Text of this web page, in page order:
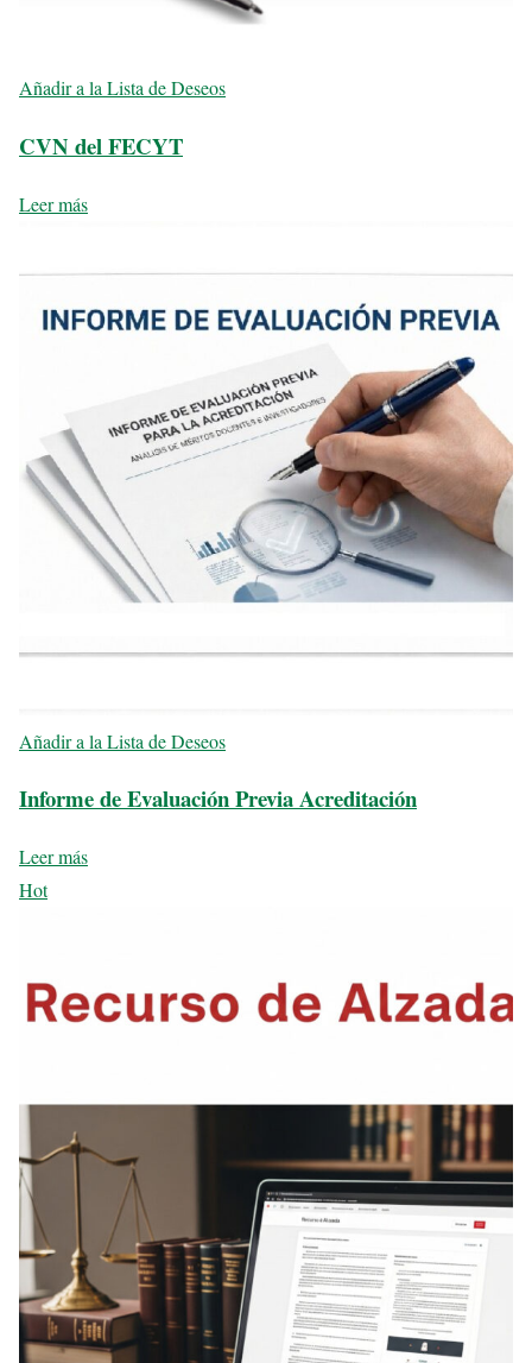
Añadir a la Lista de Deseos
CVN del FECYT
Leer más
Añadir a la Lista de Deseos
Informe de Evaluación Previa Acreditación
Leer más
Hot